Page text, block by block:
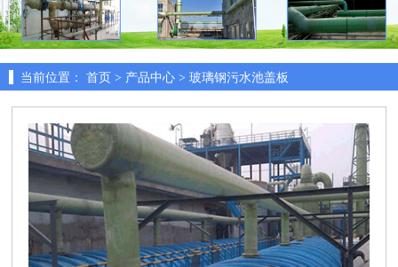
当前位置： 首页 > 产品中心 > 玻璃钢污水池盖板